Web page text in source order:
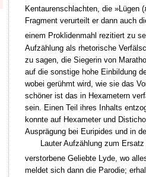
Kentaurenschlachten, die »Lügen (
Fragment verurteilt er dann auch
einem Proklidenmahl rezitiert zu
Aufzählung als rhetorische
zu sagen, die Siegerin von
auf die sonstige hohe Einbildung
wobei gerühmt wird, wie sie das
schöner ist das in Hexametern
sein. Einen Teil ihres Inhalts
konnte auf Hexameter und
Ausprägung bei Euripides und in
Lauter Aufzählung zum
verstorbene Geliebte Lyde, wo
meldet sich dann die Parodie;